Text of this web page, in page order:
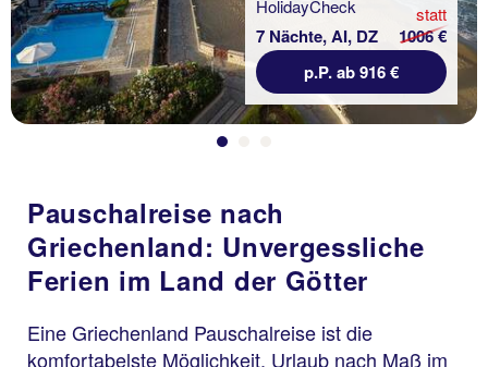
7 Nächte, AI, DZ
statt
1006 €
p.P. ab 916 €
Pauschalreise nach
Griechenland: Unvergessliche
Ferien im Land der Götter
Eine Griechenland Pauschalreise ist die
komfortabelste Möglichkeit, Urlaub nach Maß im